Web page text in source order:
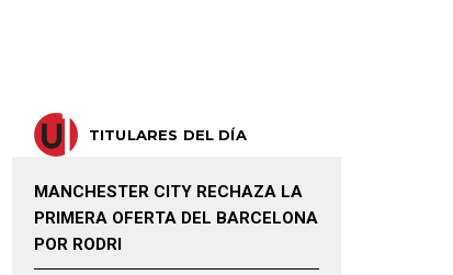
TITULARES DEL DÍA
MANCHESTER CITY RECHAZA LA
PRIMERA OFERTA DEL BARCELONA
POR RODRI